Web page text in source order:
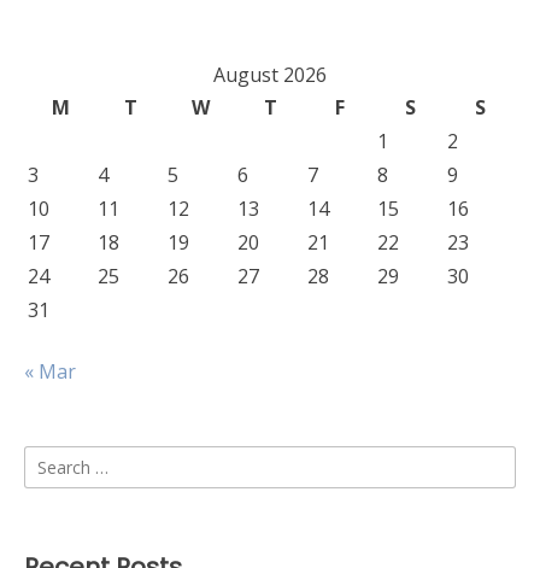
August 2026
M
T W T F S
S
1
2
3
4 5 6 7 8
9
10
11 12 13 14 15
16
17
18 19 20 21 22
23
24
25 26 27 28 29
30
31
« Mar
Search
for: